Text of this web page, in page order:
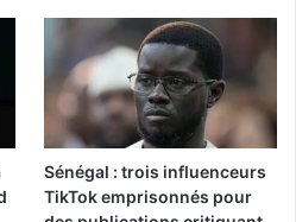
Sénégal : trois influenceurs
TikTok emprisonnés pour